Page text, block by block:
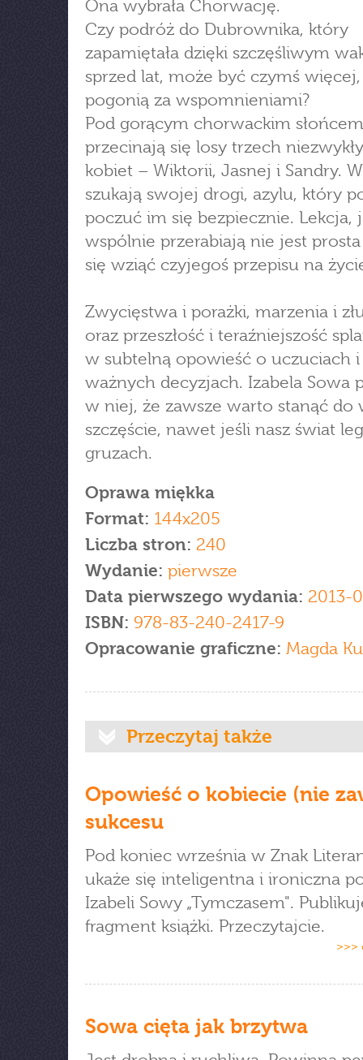
Ona wybrała Chorwację.
Czy podróż do Dubrownika, który
zapamiętała dzięki szczęśliwym
sprzed lat, może być czymś
pogonią za wspomnieniami?
Pod gorącym chorwackim słońcem
przecinają się losy trzech
kobiet – Wiktorii, Jasnej i Sandry.
szukają swojej drogi, azylu, który
poczuć im się bezpiecznie. Lekcja,
wspólnie przerabiają nie jest
się wziąć czyjegoś przepisu na
Zwycięstwa i porażki, marzenia i
oraz przeszłość i teraźniejszość
w subtelną opowieść o uczuciach i
ważnych decyzjach. Izabela Sowa
w niej, że zawsze warto stanąć do
szczęście, nawet jeśli nasz świat
gruzach.
Oprawa miękka
Format: 144x205
Liczba stron: 240
Wydanie: pierwsze
Data pierwszego wydania: 2013-
ISBN: 978-83-240-2417-9
Opracowanie graficzne: Magda
Przeczytaj także
Opowieść o kobiecie (nie
sukcesu
Pod koniec września w Znak
ukaże się inteligentna i ironiczna
Izabeli Sowy „Tymczasem".
fragment książki. Przeczytajcie.
>>>
Sowa cięta jak brzytwa